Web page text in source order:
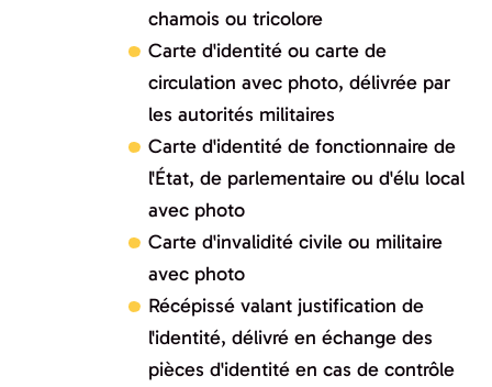
chamois ou tricolore
Carte d'identité ou carte de
circulation avec photo, délivrée par
les autorités militaires
Carte d'identité de fonctionnaire de
l'État, de parlementaire ou d'élu local
avec photo
Carte d'invalidité civile ou militaire
avec photo
Récépissé valant justification de
l'identité, délivré en échange des
pièces d'identité en cas de contrôle